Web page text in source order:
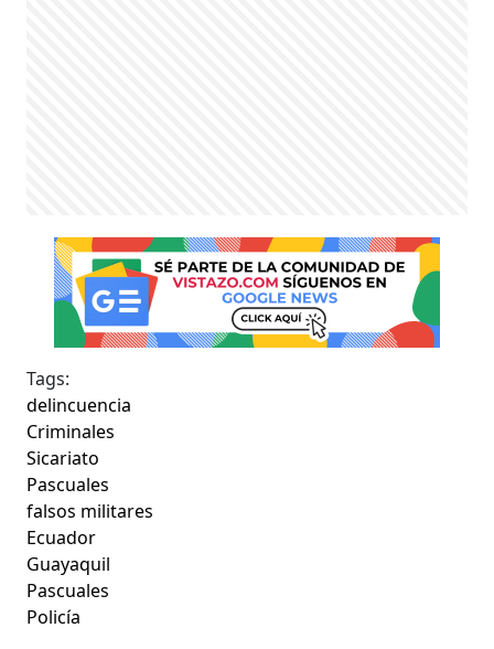
Tags:
delincuencia
Criminales
Sicariato
Pascuales
falsos militares
Ecuador
Guayaquil
Pascuales
Policía